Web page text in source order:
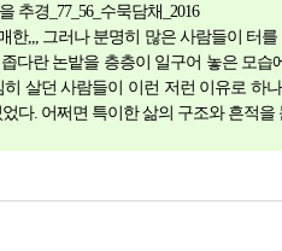
추경_77_56_수묵담채_2016
한,,, 그러나 분명히 많은 사람들이 터
다란 논밭을 층층이 일구어 놓은 모
히 살던 사람들이 이런 저런 이유로 하
다. 어쩌면 특이한 삶의 구조와 흔적